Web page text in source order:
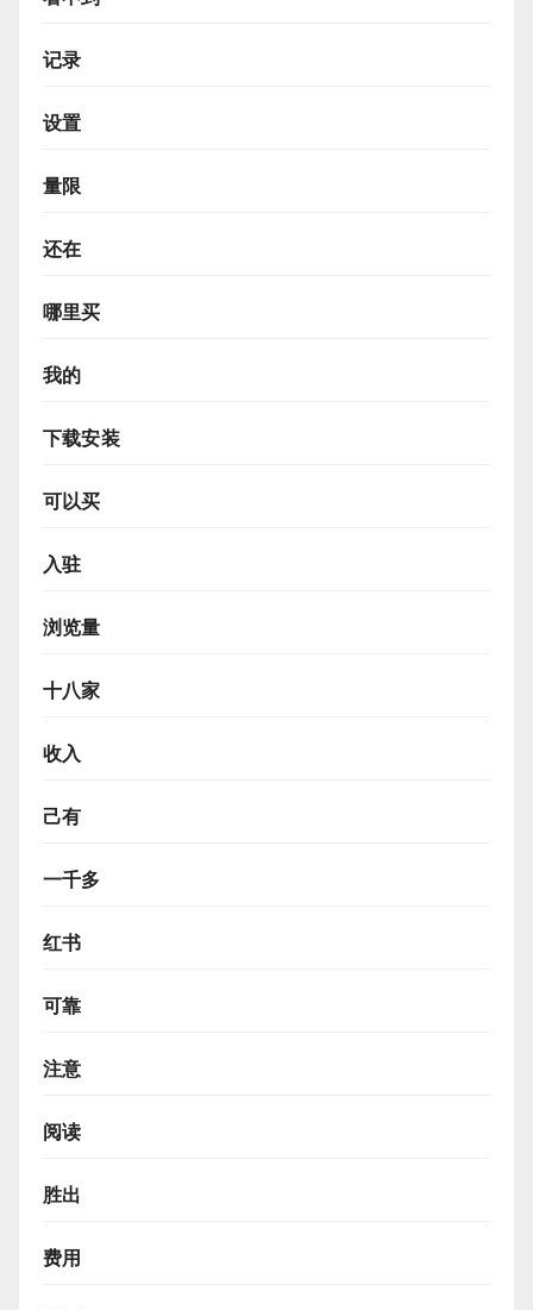
记录
设置
量限
还在
哪里买
我的
下载安装
可以买
入驻
浏览量
十八家
收入
己有
一千多
红书
可靠
注意
阅读
胜出
费用